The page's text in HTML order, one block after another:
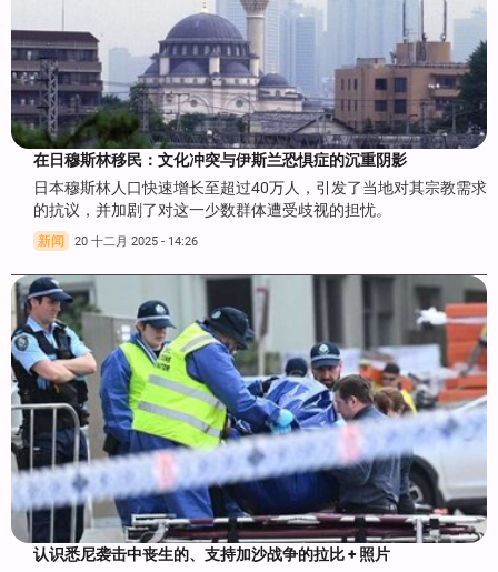
在日穆斯林移民：文化冲突与伊斯兰恐惧症的沉重阴影
日本穆斯林人口快速增长至超过40万人，引发了当地对其宗教需求
的抗议，并加剧了对这一少数群体遭受歧视的担忧。
新闻 20 十二月 2025 - 14:26
认识悉尼袭击中丧生的、支持加沙战争的拉比 + 照片